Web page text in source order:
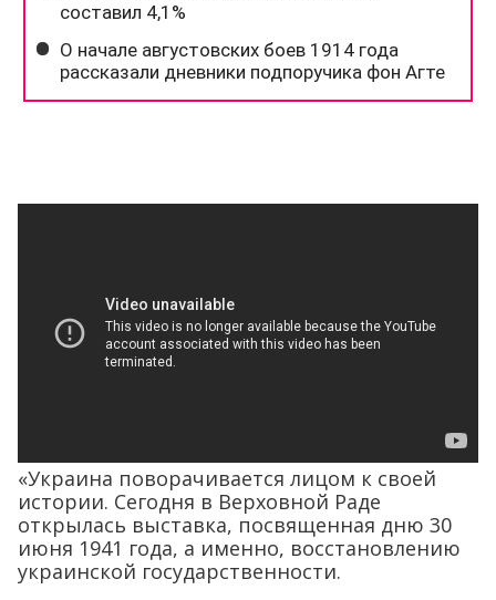
«Украина поворачивается лицом к своей
истории. Сегодня в Верховной Раде
открылась выставка, посвященная дню 30
июня 1941 года, а именно, восстановлению
украинской государственности.